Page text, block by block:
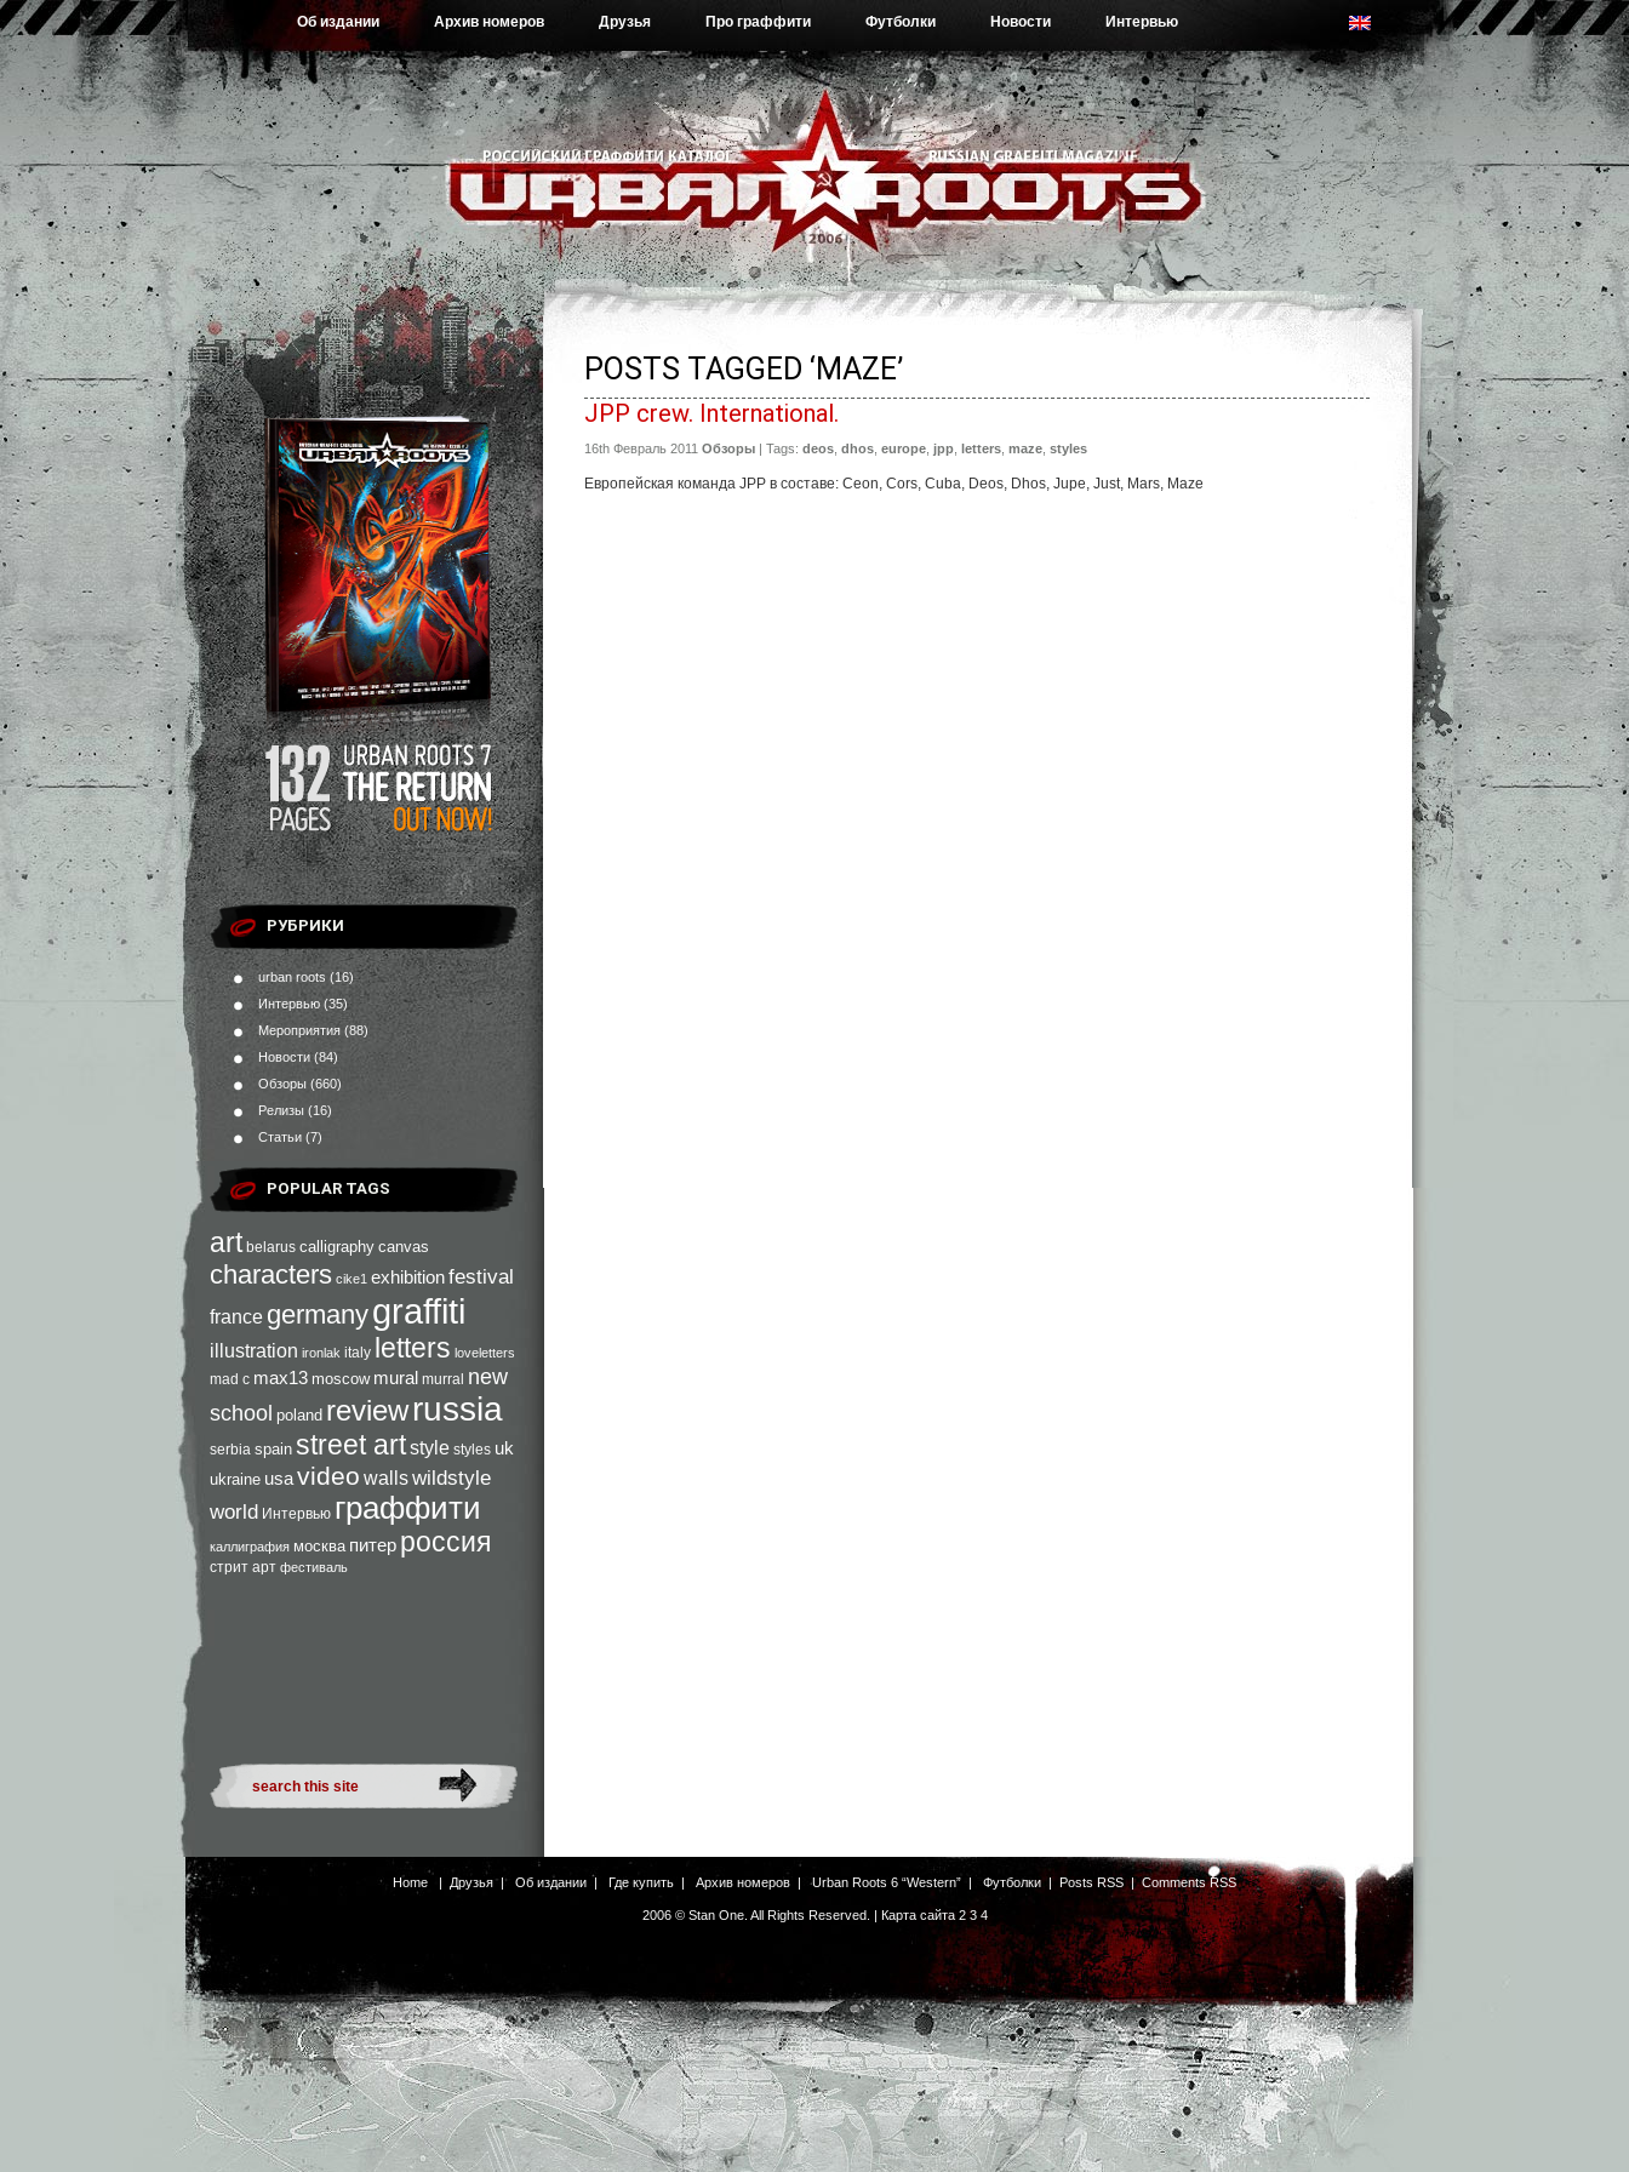
Об издании Архив номеров Друзья Про граффити Футболки Новости Интервью
РУБРИКИ
urban roots (16)
Интервью (35)
Мероприятия (88)
Новости (84)
Обзоры (660)
Релизы (16)
Статьи (7)
POPULAR TAGS
art belarus calligraphy canvas
characters cike1 exhibitionfestival
france germanygraffiti
illustration ironlak italy letters loveletters
mad c max13 moscow mural murral new
school poland reviewrussia
serbia spain street artstyle styles uk
ukraine usavideo wallswildstyle
world Интервью граффити
каллиграфия москва питер россия
стрит арт фестиваль
POSTS TAGGED ‘MAZE’
JPP crew. International.
16th Февраль 2011 Обзоры | Tags: deos dhos europe jpp letters maze styles
Европейская команда JPP в составе: Ceon, Cors, Cuba, Deos, Dhos, Jupe, Just, Mars, Maze
Home | Друзья| Об издании | Где купить | Архив номеров |Urban Roots 6 “Western” | Футболки| Posts RSS|Comments RSS
2006 © Stan One. All Rights Reserved. | Карта сайта 2 3 4